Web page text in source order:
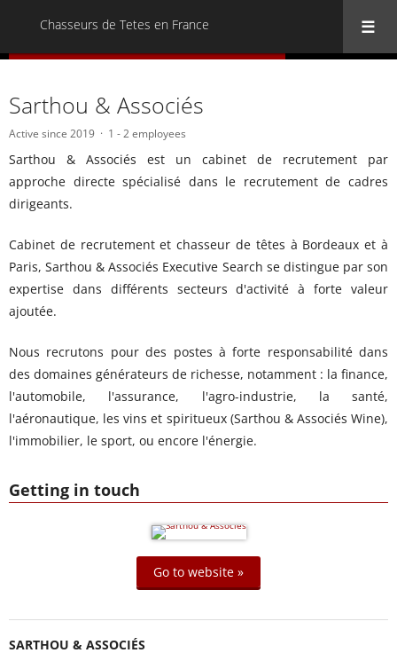
Chasseurs de Tetes en France
Getting in touch
Go to website »
SARTHOU & ASSOCIÉS
Sarthou & Associés
Active since 2019 1 - 2 employees
Sarthou & Associés est un cabinet de recrutement par
approche directe spécialisé dans le recrutement de cadres
dirigeants.
Cabinet de recrutement et chasseur de têtes à Bordeaux et à
Paris, Sarthou & Associés Executive Search se distingue par son
expertise dans différents secteurs d'activité à forte valeur
ajoutée.
Nous recrutons pour des postes à forte responsabilité dans
des domaines générateurs de richesse, notamment : la finance,
l'automobile, l'assurance, l'agro-industrie, la santé,
l'aéronautique, les vins et spiritueux (Sarthou & Associés Wine),
l'immobilier, le sport, ou encore l'énergie.